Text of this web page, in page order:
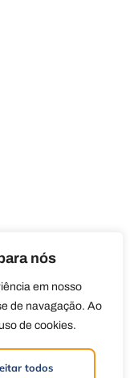
nós
em nosso
de navagação. Ao
de cookies.
todos